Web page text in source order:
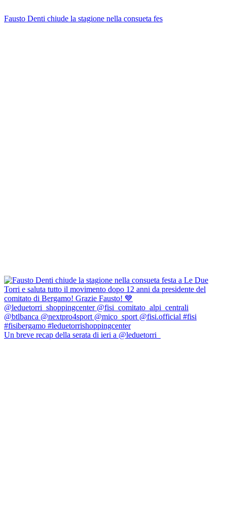
Fausto Denti chiude la stagione nella consueta fes
Un breve recap della serata di ieri a @leduetorri_